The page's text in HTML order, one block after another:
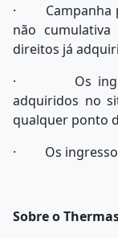
· Campanha
não
direitos já
· Os
adquiridos no
qualquer ponto
· Os ingressos
Sobre o